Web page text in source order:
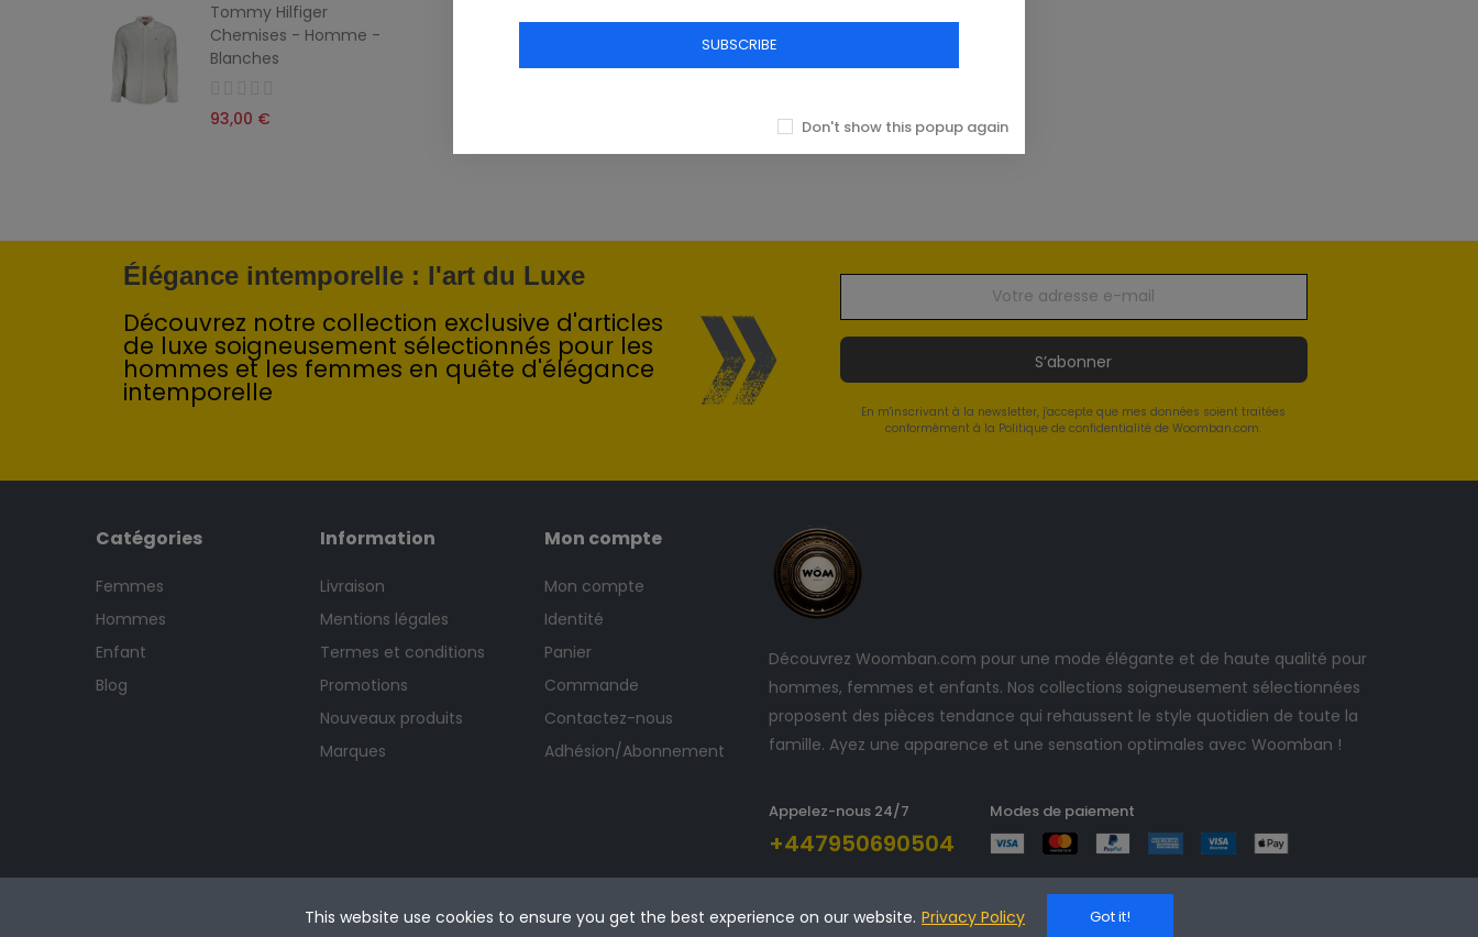
Tommy Hilfiger
Chemises - Homme -
Blanches
93,00 €
Élégance intemporelle : l'art du Luxe
Découvrez notre collection exclusive d'articles
de luxe soigneusement sélectionnés pour les
hommes et les femmes en quête d'élégance
intemporelle
S’abonner
En m'inscrivant à la newsletter, j'accepte que mes données soient traitées
conformément à la Politique de confidentialité de Woomban.com.
Catégories
Femmes
Hommes
Enfant
Blog
Information
Livraison
Mentions légales
Termes et conditions
Promotions
Nouveaux produits
Marques
Mon compte
Mon compte
Identité
Panier
Commande
Contactez-nous
Adhésion/Abonnement
Découvrez Woomban.com pour une mode élégante et de haute qualité pour
hommes, femmes et enfants. Nos collections soigneusement sélectionnées
proposent des pièces tendance qui rehaussent le style quotidien de toute la
famille. Ayez une apparence et une sensation optimales avec Woomban !
Appelez-nous 24/7
+447950690504
Modes de paiement
Copyright © 2025 woomban.com. Tous droits réservés.
This website use cookies to ensure you get the best experience on our website. Privacy Policy Got it!
SUBSCRIBE
Don't show this popup again